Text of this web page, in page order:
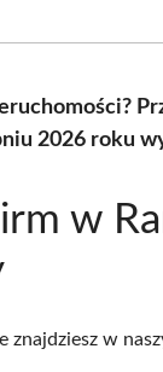
2026 roku
w
znajdziesz w